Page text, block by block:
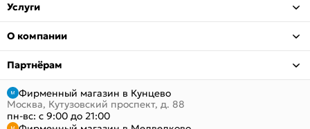
Услуги
О компании
Партнёрам
Фирменный магазин в Кунцево
Москва, Кутузовский проспект, д. 88
пн-вс: с 9:00 до 21:00